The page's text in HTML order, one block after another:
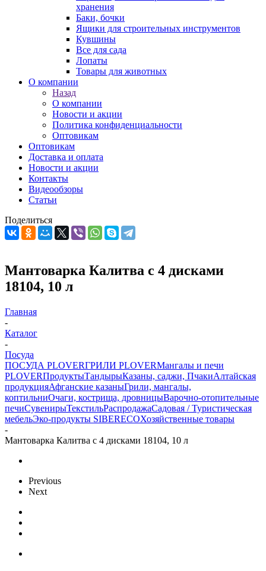
хранения
Баки, бочки
Ящики для строительных инструментов
Кувшины
Все для сада
Лопаты
Товары для животных
О компании
Назад
О компании
Новости и акции
Политика конфиденциальности
Оптовикам
Оптовикам
Доставка и оплата
Новости и акции
Контакты
Видеообзоры
Статьи
Поделиться
Мантоварка Калитва с 4 дисками
18104, 10 л
Главная
-
Каталог
-
Посуда
ПОСУДА PLOVERГРИЛИ PLOVERМангалы и печи
PLOVERПродуктыТандырыКазаны, саджи, ПчакиАлтайская
продукцияАфганские казаныГрили, мангалы,
коптильниОчаги, кострища, дровницыВарочно-отопительные
печиСувенирыТекстильРаспродажаСадовая / Туристическая
мебельЭко-продукты SIBERECOХозяйственные товары
-
Мантоварка Калитва с 4 дисками 18104, 10 л
Previous
Next